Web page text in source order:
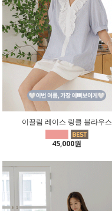
이끌림 레이스 링클 블라우스
45,000원